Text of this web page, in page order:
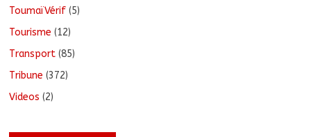
ToumaïVérif (5)
Tourisme (12)
Transport (85)
Tribune (372)
Videos (2)